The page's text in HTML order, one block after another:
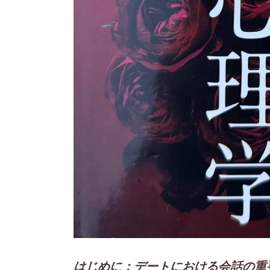
はじめに：デートにおける会話の重